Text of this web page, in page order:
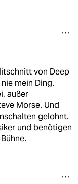
von Deep
mein Ding.
außer
Morse. Und
gelohnt.
und benötigen